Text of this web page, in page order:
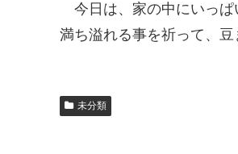
今日は、家の中にいっ
満ち溢れる事を祈って、
未分類